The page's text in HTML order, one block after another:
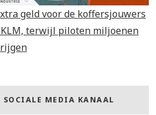
geld voor de koffersjouwers
KLM, terwijl piloten miljoenen
SOCIALE MEDIA KANAAL